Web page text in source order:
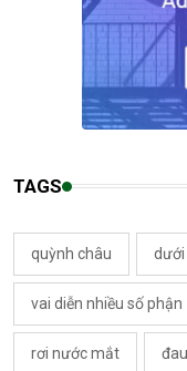
TAGS
quỳnh châu dưới
vai diễn nhiều số phận
rơi nước mắt